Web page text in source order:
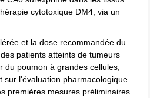
cytotoxique DM4, via un
et la dose recommandée du
patients atteints de tumeurs
du poumon à grandes cellules,
sur l'évaluation pharmacologique
premières mesures préliminaires